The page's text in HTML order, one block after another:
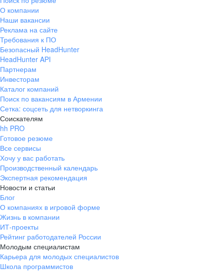
О компании
Наши вакансии
Реклама на сайте
Требования к ПО
Безопасный HeadHunter
HeadHunter API
Партнерам
Инвесторам
Каталог компаний
Поиск по вакансиям в Армении
Сетка: соцсеть для нетворкинга
Соискателям
hh PRO
Готовое резюме
Все сервисы
Хочу у вас работать
Производственный календарь
Экспертная рекомендация
Новости и статьи
Блог
О компаниях в игровой форме
Жизнь в компании
ИТ-проекты
Рейтинг работодателей России
Молодым специалистам
Карьера для молодых специалистов
Школа программистов